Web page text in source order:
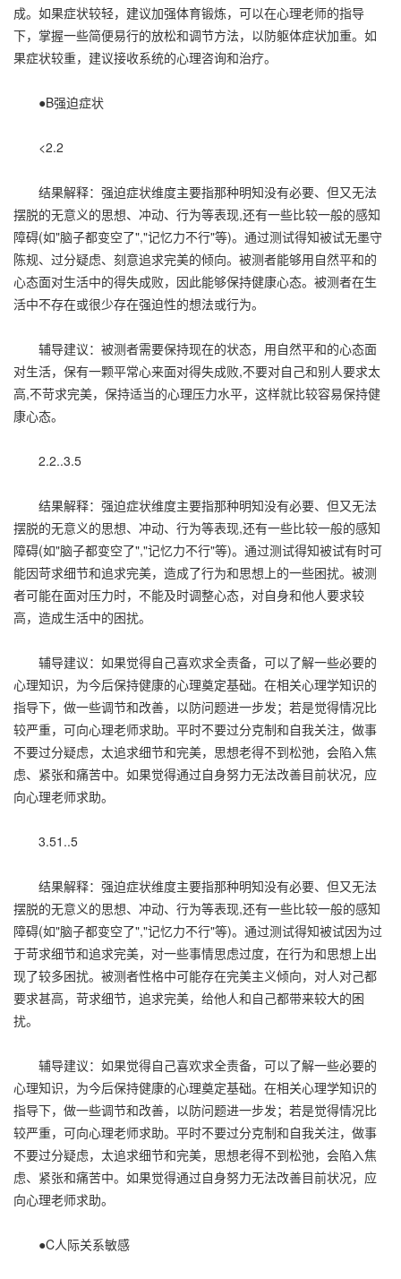
成。如果症状较轻，建议加强体育锻炼，可以在心理老师的指导
下，掌握一些简便易行的放松和调节方法，以防躯体症状加重。如
果症状较重，建议接收系统的心理咨询和治疗。
●B强迫症状
<2.2
结果解释：强迫症状维度主要指那种明知没有必要、但又无法
摆脱的无意义的思想、冲动、行为等表现,还有一些比较一般的感知
障碍(如"脑子都变空了","记忆力不行"等)。通过测试得知被试无墨守
陈规、过分疑虑、刻意追求完美的倾向。被测者能够用自然平和的
心态面对生活中的得失成败，因此能够保持健康心态。被测者在生
活中不存在或很少存在强迫性的想法或行为。
辅导建议：被测者需要保持现在的状态，用自然平和的心态面
对生活，保有一颗平常心来面对得失成败,不要对自己和别人要求太
高,不苛求完美，保持适当的心理压力水平，这样就比较容易保持健
康心态。
2.2..3.5
结果解释：强迫症状维度主要指那种明知没有必要、但又无法
摆脱的无意义的思想、冲动、行为等表现,还有一些比较一般的感知
障碍(如"脑子都变空了","记忆力不行"等)。通过测试得知被试有时可
能因苛求细节和追求完美，造成了行为和思想上的一些困扰。被测
者可能在面对压力时，不能及时调整心态，对自身和他人要求较
高，造成生活中的困扰。
辅导建议：如果觉得自己喜欢求全责备，可以了解一些必要的
心理知识，为今后保持健康的心理奠定基础。在相关心理学知识的
指导下，做一些调节和改善，以防问题进一步发；若是觉得情况比
较严重，可向心理老师求助。平时不要过分克制和自我关注，做事
不要过分疑虑，太追求细节和完美，思想老得不到松弛，会陷入焦
虑、紧张和痛苦中。如果觉得通过自身努力无法改善目前状况，应
向心理老师求助。
3.51..5
结果解释：强迫症状维度主要指那种明知没有必要、但又无法
摆脱的无意义的思想、冲动、行为等表现,还有一些比较一般的感知
障碍(如"脑子都变空了","记忆力不行"等)。通过测试得知被试因为过
于苛求细节和追求完美，对一些事情思虑过度，在行为和思想上出
现了较多困扰。被测者性格中可能存在完美主义倾向，对人对己都
要求甚高，苛求细节，追求完美，给他人和自己都带来较大的困
扰。
辅导建议：如果觉得自己喜欢求全责备，可以了解一些必要的
心理知识，为今后保持健康的心理奠定基础。在相关心理学知识的
指导下，做一些调节和改善，以防问题进一步发；若是觉得情况比
较严重，可向心理老师求助。平时不要过分克制和自我关注，做事
不要过分疑虑，太追求细节和完美，思想老得不到松弛，会陷入焦
虑、紧张和痛苦中。如果觉得通过自身努力无法改善目前状况，应
向心理老师求助。
●C人际关系敏感